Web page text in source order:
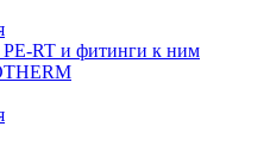
RT и фитинги к ним